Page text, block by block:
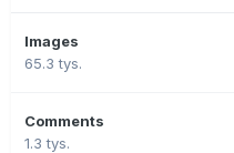
Images
65.3 tys.
Comments
1.3 tys.